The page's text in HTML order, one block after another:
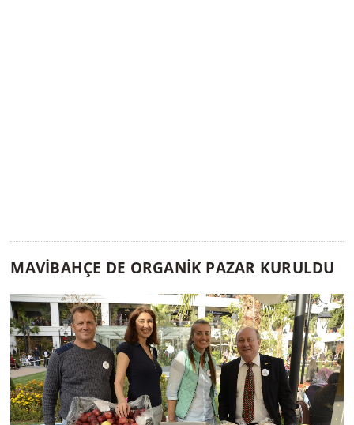
MAVİBAHÇE DE ORGANİK PAZAR KURULDU